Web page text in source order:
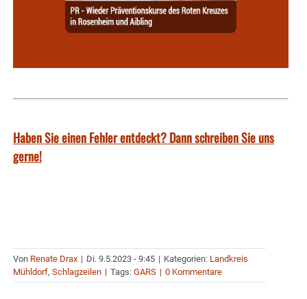
Haben Sie einen Fehler entdeckt? Dann schreiben Sie uns
gerne!
Von Renate Drax | Di. 9.5.2023 - 9:45 | Kategorien: Landkreis
Mühldorf, Schlagzeilen | Tags: GARS | 0 Kommentare